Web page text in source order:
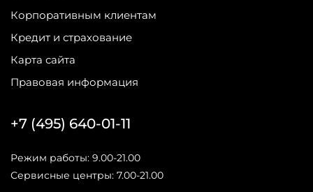
Корпоративным клиентам
Кредит и страхование
Карта сайта
Правовая информация
+7 (495) 640-01-11
Режим работы: 9.00-21.00
Сервисные центры: 7.00-21.00